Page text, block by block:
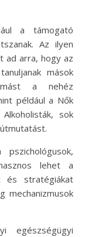
a támogató
Az ilyen
ad arra, hogy az
mások
a nehéz
például a Nők
sok
lehet a
és stratégiákat
mechanizmusok
egészségügyi